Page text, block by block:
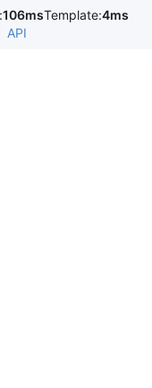
106msTemplate:4ms
API